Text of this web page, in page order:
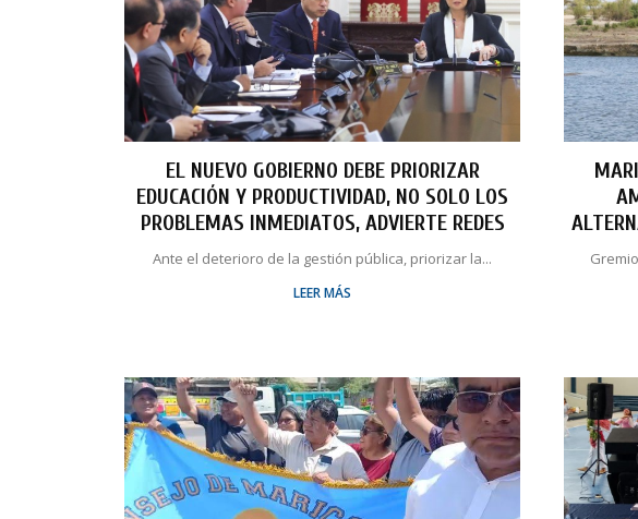
EL NUEVO GOBIERNO DEBE PRIORIZAR
EDUCACIÓN Y PRODUCTIVIDAD, NO SOLO LOS
PROBLEMAS INMEDIATOS, ADVIERTE REDES
Ante el deterioro de la gestión pública, priorizar la...
LEER MÁS